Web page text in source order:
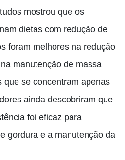
mostrou que os
dietas com redução de
foram melhores na redução
manutenção de massa
que se concentram apenas
ainda descobriram que
foi eficaz para
gordura e a manutenção da